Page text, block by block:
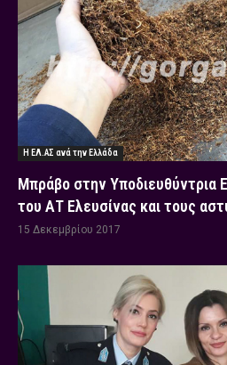
Η ΕΛ.ΑΣ ανά την Ελλάδα
Μπράβο στην Υποδιευθύντρια
του ΑΤ Ελευσίνας και τους
15 Δεκεμβρίου 2017